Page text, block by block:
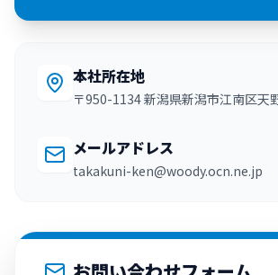
本社所在地
〒950-1134 新潟県新潟市江南区天
メールアドレス
takakuni-ken@woody.ocn.ne.jp